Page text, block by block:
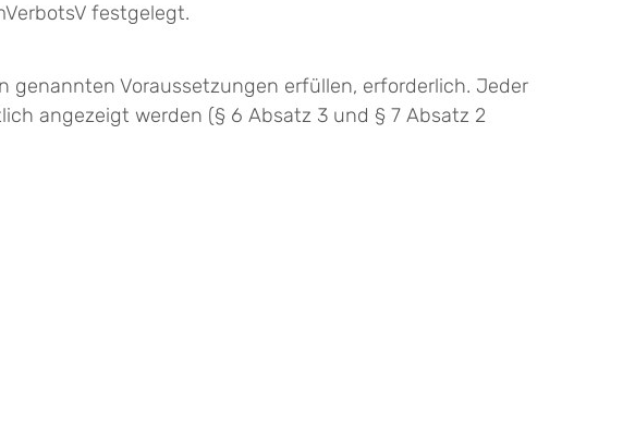
festgelegt.
genannten Voraussetzungen erfüllen, erforderlich. Jeder
angezeigt werden (§ 6 Absatz 3 und § 7 Absatz 2